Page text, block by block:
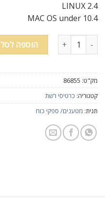
LINUX 2.4
MAC OS under 10.4
כמות של כרטיס רשת 10/100 חוטי של WLAN דגם 100L עם חיבור USB RJ45 הוספה לסל
מק"ט: 86855
קטגוריה: כרטיסי רשת
תגית: מטענים/ ספקי כוח